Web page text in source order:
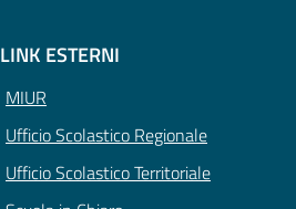
LINK ESTERNI
MIUR
Ufficio Scolastico Regionale
Ufficio Scolastico Territoriale